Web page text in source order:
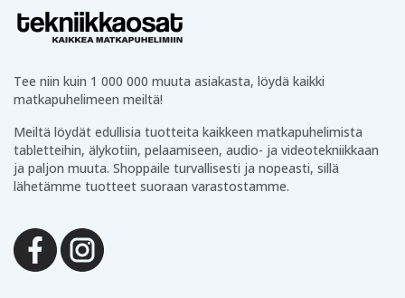
Tee niin kuin 1 000 000 muuta asiakasta, löydä kaikki
matkapuhelimeen meiltä!
Meiltä löydät edullisia tuotteita kaikkeen matkapuhelimista
tabletteihin, älykotiin, pelaamiseen, audio- ja videotekniikkaan
ja paljon muuta. Shoppaile turvallisesti ja nopeasti, sillä
lähetämme tuotteet suoraan varastostamme.